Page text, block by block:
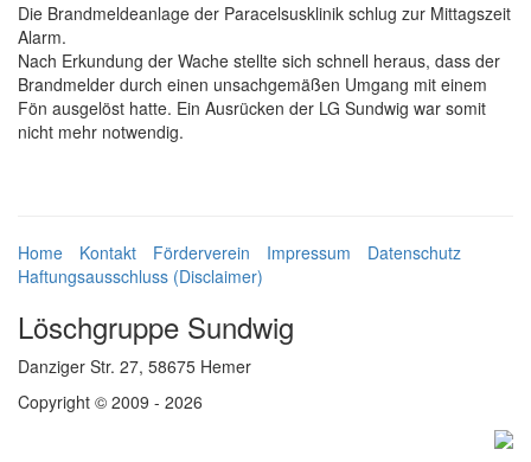
Die Brandmeldeanlage der Paracelsusklinik schlug zur Mittagszeit
Alarm.
Nach Erkundung der Wache stellte sich schnell heraus, dass der
Brandmelder durch einen unsachgemäßen Umgang mit einem
Fön ausgelöst hatte. Ein Ausrücken der LG Sundwig war somit
nicht mehr notwendig.
Home Kontakt Förderverein Impressum
Datenschutz
Haftungsausschluss (Disclaimer)
Löschgruppe Sundwig
Danziger Str. 27, 58675 Hemer
Copyright © 2009 - 2026